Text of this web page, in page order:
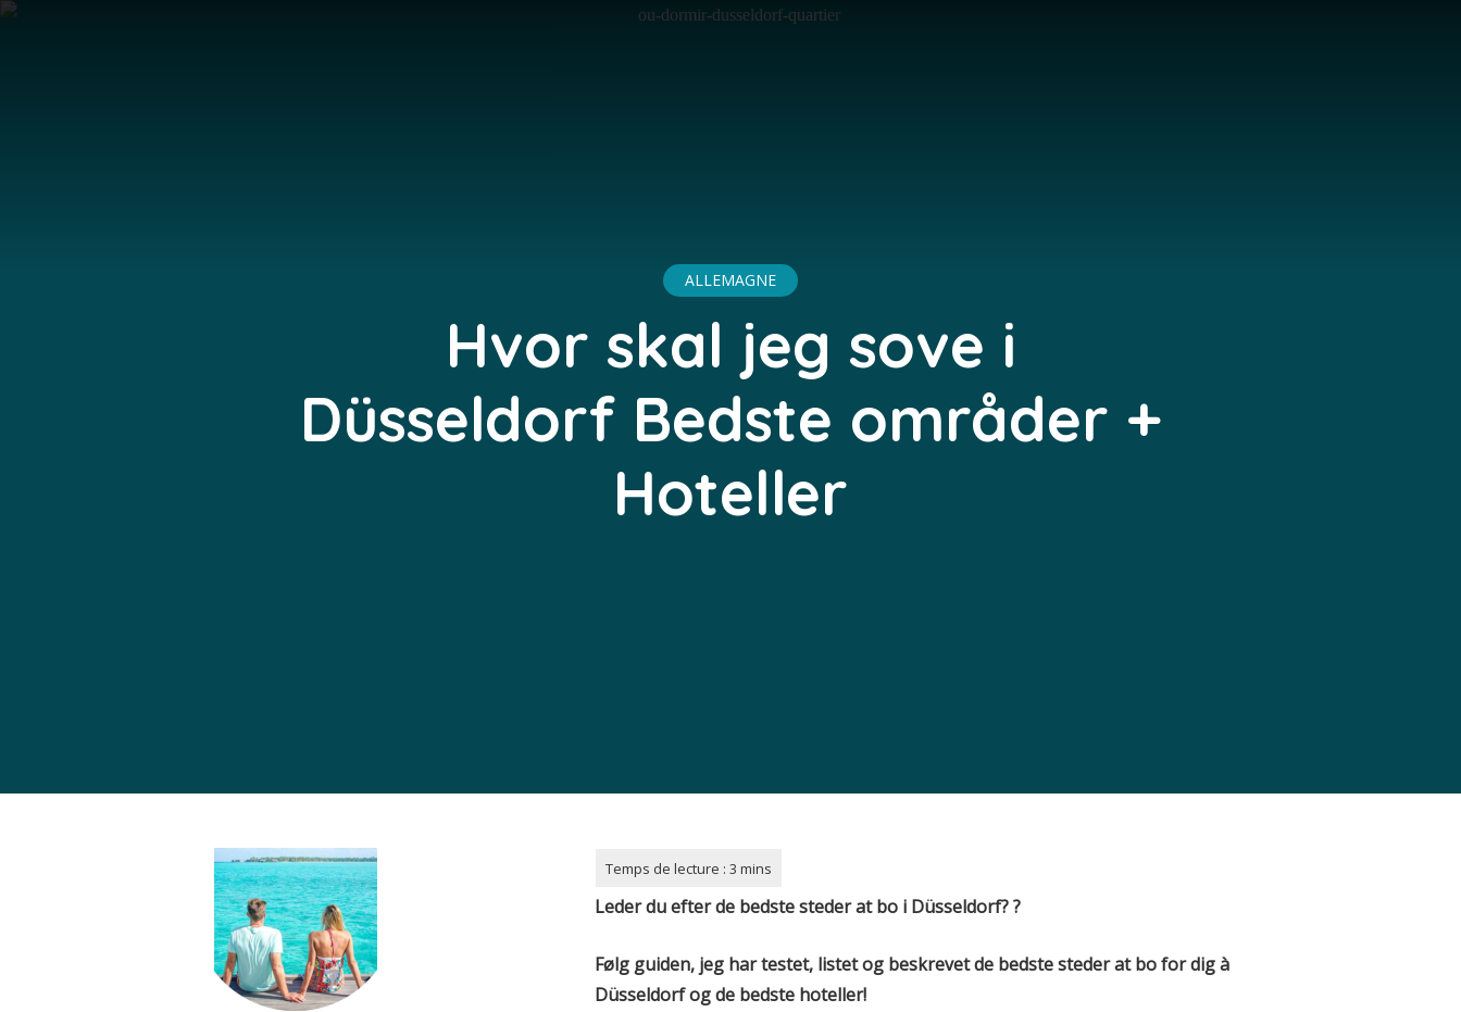
ALLEMAGNE
Hvor skal jeg sove i
Düsseldorf Bedste områder +
Hoteller
Leder du efter de bedste steder at bo i Düsseldorf??
Følg guiden, jeg har testet, listet og beskrevet de bedste steder at bo for digà
Düsseldorfog de bedste hoteller!